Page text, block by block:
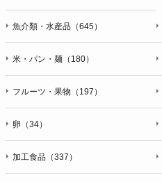
魚介類・水産品（645）
米・パン・麺（180）
フルーツ・果物（197）
卵（34）
加工食品（337）